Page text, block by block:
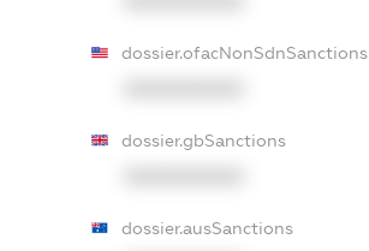
dossier.ofacNonSdnSanctions
dossier.gbSanctions
dossier.ausSanctions